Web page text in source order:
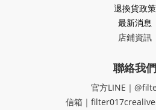
退換貨政策
最新消息
店鋪資訊
聯絡我們
官方LINE｜
信箱｜